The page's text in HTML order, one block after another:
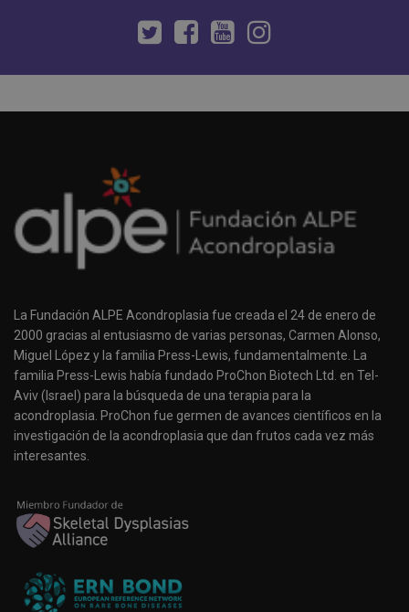
La Fundación ALPE Acondroplasia fue creada el 24 de enero de
2000 gracias al entusiasmo de varias personas, Carmen Alonso,
Miguel López y la familia Press-Lewis, fundamentalmente. La
familia Press-Lewis había fundado ProChon Biotech Ltd. en Tel-
Aviv (Israel) para la búsqueda de una terapia para la
acondroplasia. ProChon fue germen de avances científicos en la
investigación de la acondroplasia que dan frutos cada vez más
interesantes.